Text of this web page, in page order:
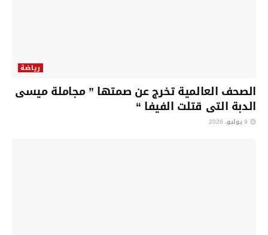
رياضة
الصحف العالمية تخرج عن صمتها ” مجاملة ميسى
الدبة التى قتلت الفيفا “